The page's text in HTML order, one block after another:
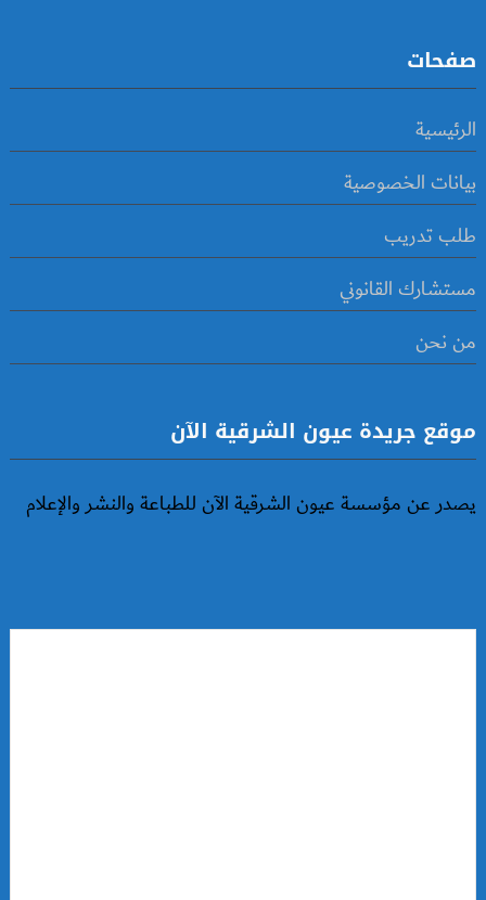
صفحات
الرئيسية
بيانات الخصوصية
طلب تدريب
مستشارك القانوني
من نحن
موقع جريدة عيون الشرقية الآن
يصدر عن مؤسسة عيون الشرقية الآن للطباعة والنشر والإعلام